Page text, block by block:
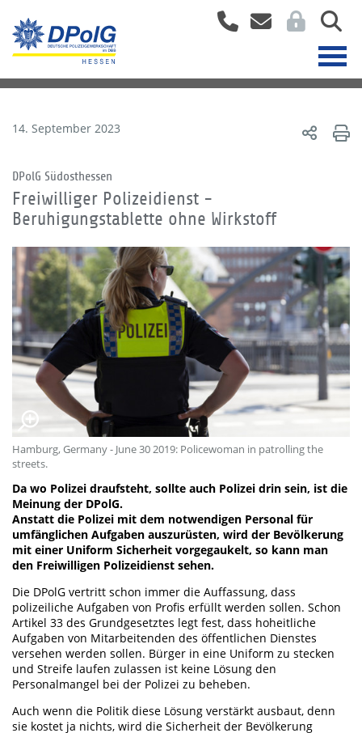
14. September 2023
DPolG Südosthessen
Freiwilliger Polizeidienst -
Beruhigungstablette ohne Wirkstoff
Hamburg, Germany - June 30 2019: Policewoman in patrolling the
streets.
Da wo Polizei draufsteht, sollte auch Polizei drin sein, ist die
Meinung der DPolG.
Anstatt die Polizei mit dem notwendigen Personal für
umfänglichen Aufgaben auszurüsten, wird der Bevölkerung
mit einer Uniform Sicherheit vorgegaukelt, so kann man
den Freiwilligen Polizeidienst sehen.
Die DPolG vertritt schon immer die Auffassung, dass
polizeiliche Aufgaben von Profis erfüllt werden sollen. Schon
Artikel 33 des Grundgesetztes legt fest, dass hoheitliche
Aufgaben von Mitarbeitenden des öffentlichen Dienstes
versehen werden sollen. Bürger in eine Uniform zu stecken
und Streife laufen zulassen ist keine Lösung den
Personalmangel bei der Polizei zu beheben.
Auch wenn die Politik diese Lösung verstärkt ausbaut, denn
sie kostet ja nichts, wird die Sicherheit der Bevölkerung